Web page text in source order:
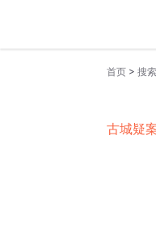
首页 > 搜索
古城疑